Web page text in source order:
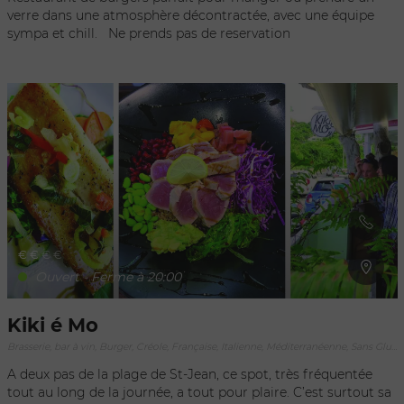
Aujourd'hui encore, l'établissement demeure un symbole du
Saint-Barth authentique, celui des rencontres, de la
d'accueillir chaque jour une clientèle locale et internationale
venue partager un moment dans l'une des adresses les plus
emblématiques de Gustavia.
verre dans une atmosphère décontractée, avec une équipe
sympa et chill. Ne prends pas de reservation
€ € € €
Ouvert - Ferme à 20:00
Kiki é Mo
A deux pas de la plage de St-Jean, ce spot, très fréquentée
tout au long de la journée, a tout pour plaire. C’est surtout sa